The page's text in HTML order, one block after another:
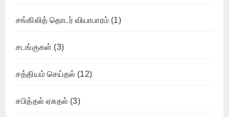
சங்கிலித் தொடர் வியாபாரம் (1)
சடங்குகள் (3)
சத்தியம் செய்தல் (12)
சபித்தல் ஏசுதல் (3)